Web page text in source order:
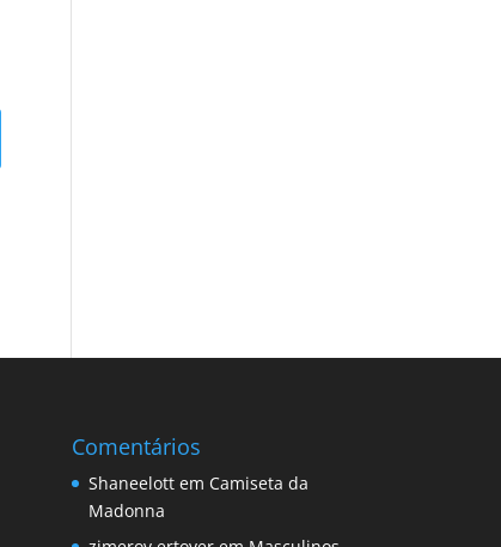
Comentários
Shaneelott em Camiseta da
Madonna